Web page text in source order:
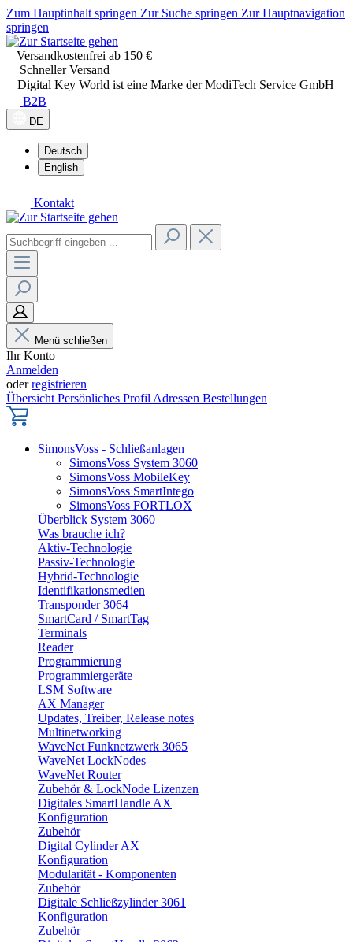
Zum Hauptinhalt springen Zur Suche springen Zur Hauptnavigation
springen
Versandkostenfrei ab 150 €
Schneller Versand
Digital Key World ist eine Marke der ModiTech Service GmbH
B2B
DE
Deutsch
English
Kontakt
Menü schließen
Ihr Konto
Anmelden
oderregistrieren
Übersicht Persönliches Profil Adressen Bestellungen
SimonsVoss - Schließanlagen
SimonsVoss System 3060
SimonsVoss MobileKey
SimonsVoss SmartIntego
SimonsVoss FORTLOX
Überblick System 3060
Was brauche ich?
Aktiv-Technologie
Passiv-Technologie
Hybrid-Technologie
Identifikationsmedien
Transponder 3064
SmartCard / SmartTag
Terminals
Reader
Programmierung
Programmiergeräte
LSM Software
AX Manager
Updates, Treiber, Release notes
Multinetworking
WaveNet Funknetzwerk 3065
WaveNet LockNodes
WaveNet Router
Zubehör & LockNode Lizenzen
Digitales SmartHandle AX
Konfiguration
Zubehör
Digital Cylinder AX
Konfiguration
Modularität - Komponenten
Zubehör
Digitale Schließzylinder 3061
Konfiguration
Zubehör